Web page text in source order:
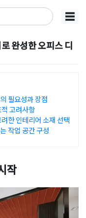
랫폼
☰
완성한 오피스 디
필요성과 장점
고려사항
한 인테리어 소재 선택
작업 공간 구성
작